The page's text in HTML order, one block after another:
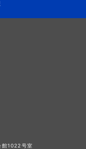
館1022号室